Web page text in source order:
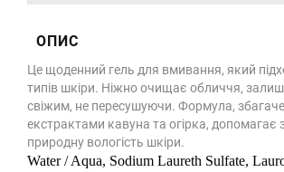
ОПИС
Це щоденний гель для вмивання, який
типів шкіри. Ніжно очищає обличчя,
свіжим, не пересушуючи. Формула,
екстрактами кавуна та огірка, допомагає
природну вологість шкіри.
Water / Aqua, Sodium Laureth Sulfate,